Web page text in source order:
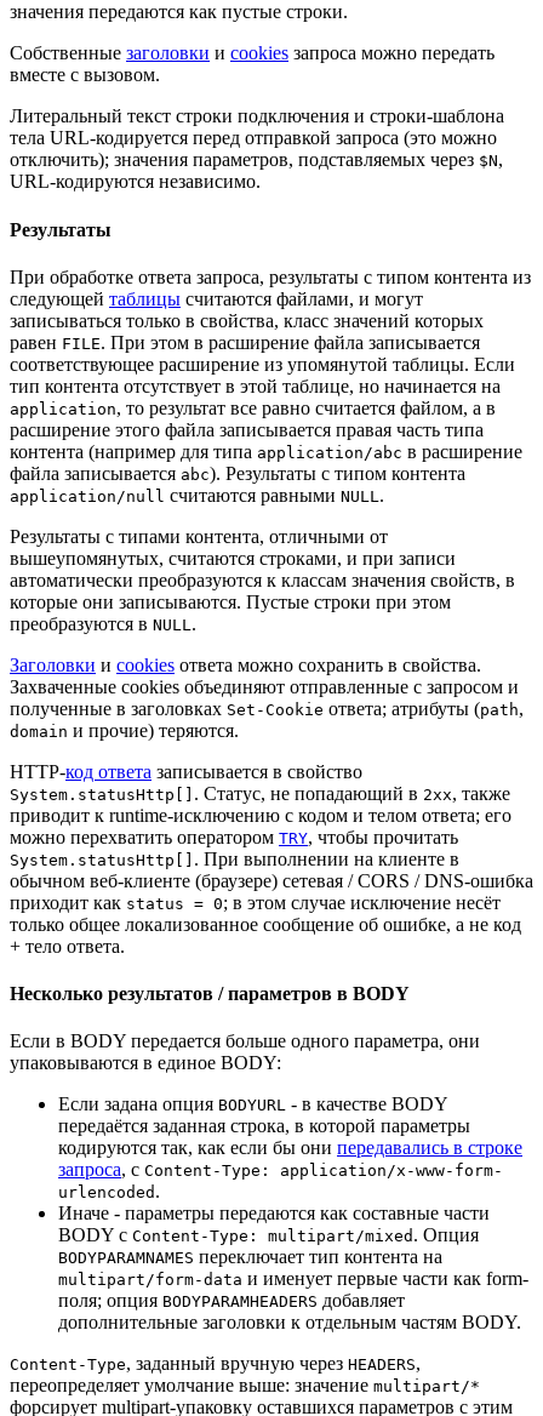
значения передаются как пустые строки.
Собственные заголовки и cookies запроса можно передать
вместе с вызовом.
Литеральный текст строки подключения и строки-шаблона
тела URL-кодируется перед отправкой запроса (это можно
отключить); значения параметров, подставляемых через $N,
URL-кодируются независимо.
Результаты
При обработке ответа запроса, результаты с типом контента из
следующей таблицы считаются файлами, и могут
записываться только в свойства, класс значений которых
равен FILE. При этом в расширение файла записывается
соответствующее расширение из упомянутой таблицы. Если
тип контента отсутствует в этой таблице, но начинается на
application, то результат все равно считается файлом, а в
расширение этого файла записывается правая часть типа
контента (например для типа application/abc в расширение
файла записывается abc). Результаты с типом контента
application/null считаются равными NULL .
Результаты с типами контента, отличными от
вышеупомянутых, считаются строками, и при записи
автоматически преобразуются к классам значения свойств, в
которые они записываются. Пустые строки при этом
преобразуются в NULL .
Заголовки и cookies ответа можно сохранить в свойства.
Захваченные cookies объединяют отправленные с запросом и
полученные в заголовках Set-Cookie ответа; атрибуты (path,
domain и прочие) теряются.
HTTP-код ответа записывается в свойство
System.statusHttp[] . Статус, не попадающий в 2xx, также
приводит к runtime-исключению с кодом и телом ответа; его
можно перехватить оператором TRY, чтобы прочитать
System.statusHttp[] . При выполнении на клиенте в
обычном веб-клиенте (браузере) сетевая / CORS / DNS-ошибка
приходит как status = 0; в этом случае исключение несёт
только общее локализованное сообщение об ошибке, а не код
+ тело ответа.
Несколько результатов / параметров в BODY
Если в BODY передается больше одного параметра, они
упаковываются в единое BODY:
Если задана опция BODYURL - в качестве BODY
передаётся заданная строка, в которой параметры
кодируются так, как если бы они передавались в строке
запроса, с Content-Type: application/x-www-form-
urlencoded .
Иначе - параметры передаются как составные части
BODY с Content-Type: multipart/mixed . Опция
BODYPARAMNAMES переключает тип контента на
multipart/form-data и именует первые части как form-
поля; опция BODYPARAMHEADERS добавляет
дополнительные заголовки к отдельным частям BODY.
Content-Type, заданный вручную через HEADERS,
переопределяет умолчание выше: значение multipart/*
форсирует multipart-упаковку оставшихся параметров с этим